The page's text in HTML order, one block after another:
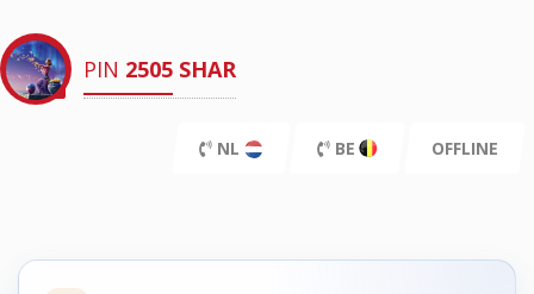
PIN 2505 SHAR
NL BE OFFLINE